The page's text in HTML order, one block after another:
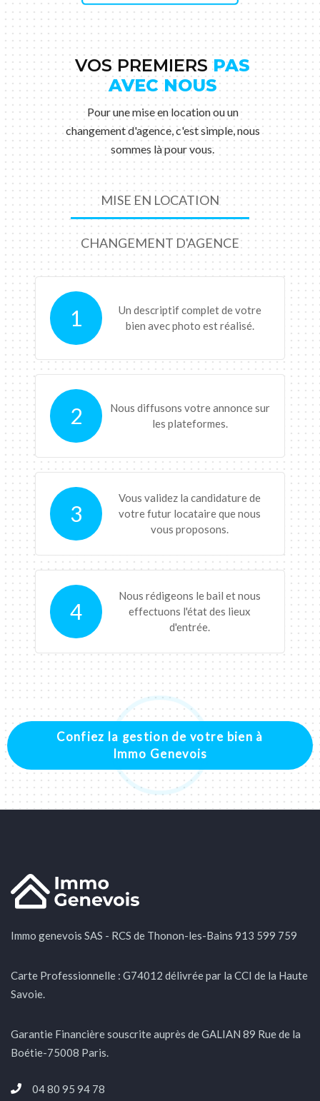
VOS PREMIERSPAS
AVEC NOUS
Pour une mise en location ou un
changement d'agence, c'est simple, nous
sommes là pour vous.
MISE EN LOCATION
CHANGEMENT D'AGENCE
1
Un descriptif complet de votre
bien avec photo est réalisé.
2
Nous diffusons votre annonce sur
les plateformes.
3
Vous validez la candidature de
votre futur locataire que nous
vous proposons.
4
Nous rédigeons le bail et nous
effectuons l'état des lieux
d'entrée.
Confiez la gestion de votre bien à
Immo Genevois
Immo genevois SAS - RCS de Thonon-les-Bains 913 599 759
Carte Professionnelle : G74012 délivrée par la CCI de la Haute
Savoie.
Garantie Financière souscrite auprès de GALIAN 89 Rue de la
Boétie-75008 Paris.
04 80 95 94 78